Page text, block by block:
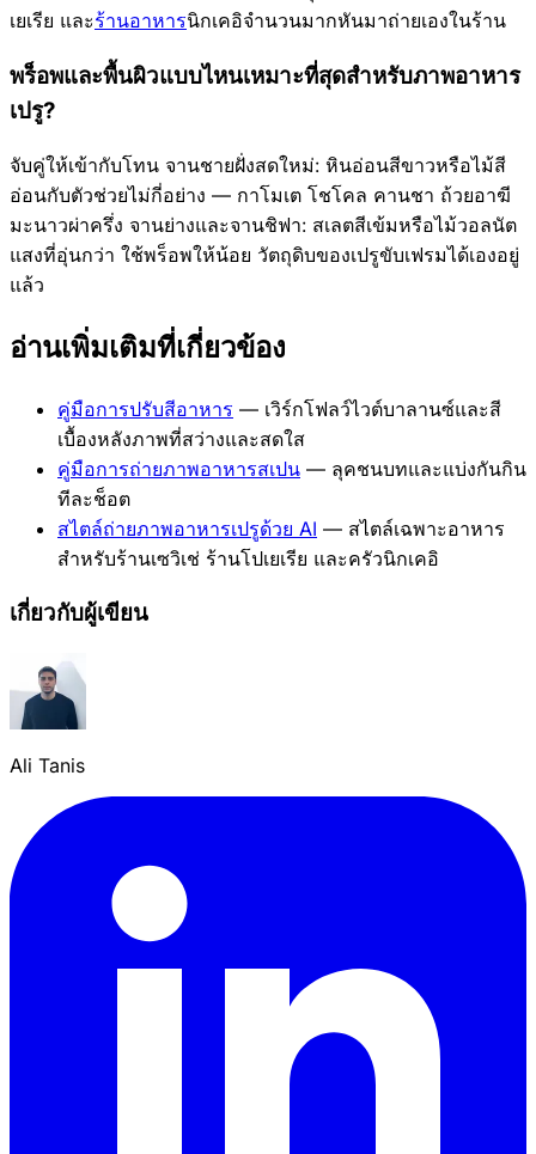
เยเรีย และร้านอาหารนิกเคอิจำนวนมากหันมาถ่ายเองในร้าน
พร็อพและพื้นผิวแบบไหนเหมาะที่สุดสำหรับภาพอาหาร
เปรู?
จับคู่ให้เข้ากับโทน จานชายฝั่งสดใหม่: หินอ่อนสีขาวหรือไม้สี
อ่อนกับตัวช่วยไม่กี่อย่าง — กาโมเต โชโคล คานชา ถ้วยอาฆี
มะนาวผ่าครึ่ง จานย่างและจานชิฟา: สเลตสีเข้มหรือไม้วอลนัต
แสงที่อุ่นกว่า ใช้พร็อพให้น้อย วัตถุดิบของเปรูขับเฟรมได้เองอยู่
แล้ว
อ่านเพิ่มเติมที่เกี่ยวข้อง
คู่มือการปรับสีอาหาร — เวิร์กโฟลว์ไวต์บาลานซ์และสี
เบื้องหลังภาพที่สว่างและสดใส
คู่มือการถ่ายภาพอาหารสเปน — ลุคชนบทและแบ่งกันกิน
ทีละช็อต
สไตล์ถ่ายภาพอาหารเปรูด้วย AI — สไตล์เฉพาะอาหาร
สำหรับร้านเซวิเช่ ร้านโปเยเรีย และครัวนิกเคอิ
เกี่ยวกับผู้เขียน
Ali Tanis